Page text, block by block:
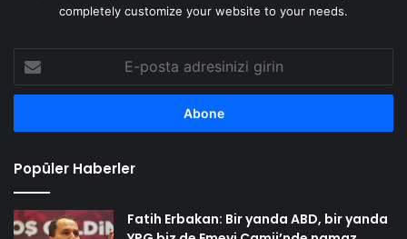
completely customize your website to your needs.
posta
adresinizi
Popüler Haberler
Fatih Erbakan: Bir yanda ABD, bir yanda